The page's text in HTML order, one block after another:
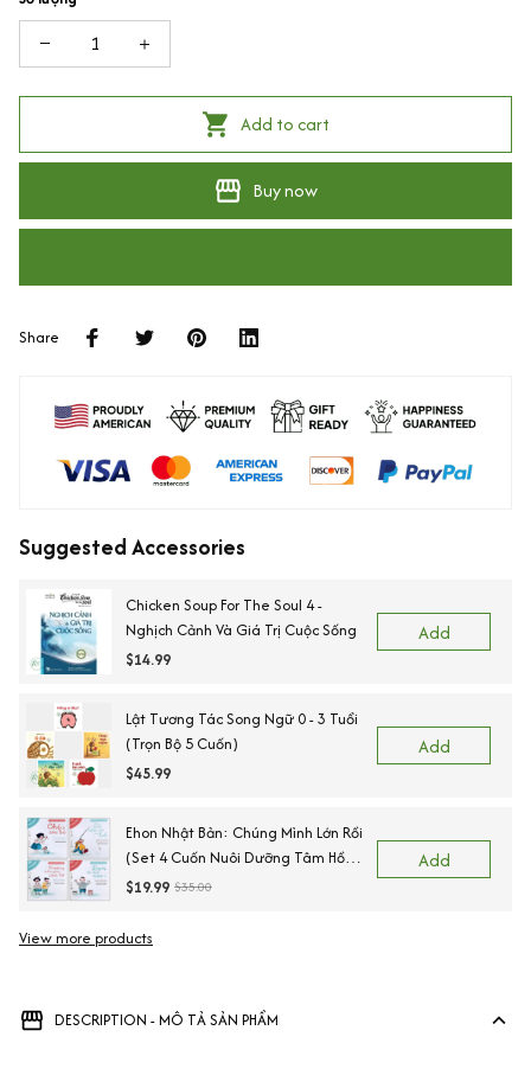
Add to cart
Buy now
Share
Suggested Accessories
Chicken Soup For The Soul 4 -
Nghịch Cảnh Và Giá Trị Cuộc Sống
$14.99
Add
Lật Tương Tác Song Ngữ 0 - 3 Tuổi
(Trọn Bộ 5 Cuốn)
$45.99
Add
Ehon Nhật Bản: Chúng Mình Lớn Rồi
(Set 4 Cuốn Nuôi Dưỡng Tâm Hồn
Trẻ Từ 3-6 Tuổi / Ehon Cùng Con
$19.99 $35.00
Add
View more products
DESCRIPTION - MÔ TẢ SẢN PHẨM